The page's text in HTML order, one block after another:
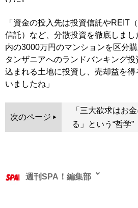
「資金の投入先は投資信託やREIT
信託）など、分散投資を徹底しまし
内の3000万円のマンションを区分購
タンザニアへのランドバンキング投
込まれる土地に投資し、売却益を得
いましたね」
次のページ
「三大欲求はお
る」という“哲学”
週刊SPA！編集部